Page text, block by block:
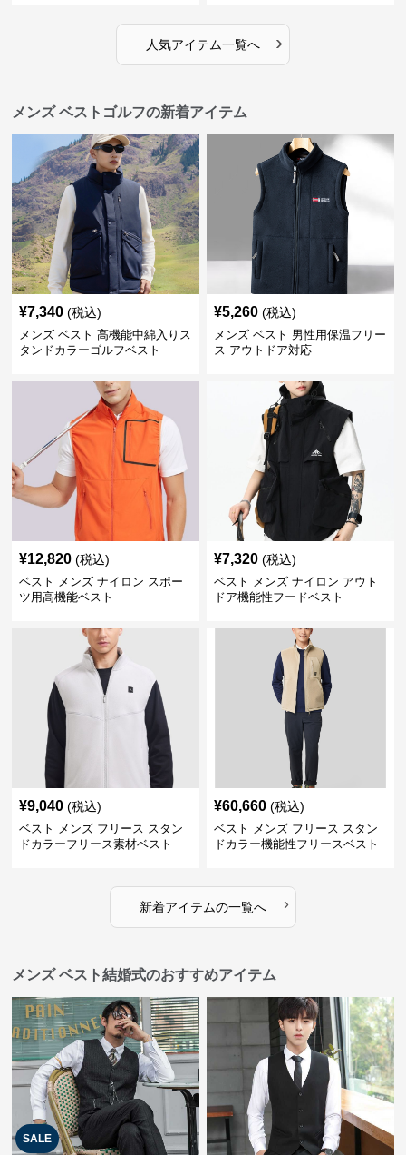
人気アイテム一覧へ ›
メンズ ベストゴルフの新着アイテム
¥7,340 (税込)
メンズ ベスト 高機能中綿入りス
タンドカラーゴルフベスト
¥5,260 (税込)
メンズ ベスト 男性用保温フリー
ス アウトドア対応
¥12,820 (税込)
ベスト メンズ ナイロン スポー
ツ用高機能ベスト
¥7,320 (税込)
ベスト メンズ ナイロン アウト
ドア機能性フードベスト
¥9,040 (税込)
ベスト メンズ フリース スタン
ドカラーフリース素材ベスト
¥60,660 (税込)
ベスト メンズ フリース スタン
ドカラー機能性フリースベスト
新着アイテムの一覧へ ›
メンズ ベスト結婚式のおすすめアイテム
SALE